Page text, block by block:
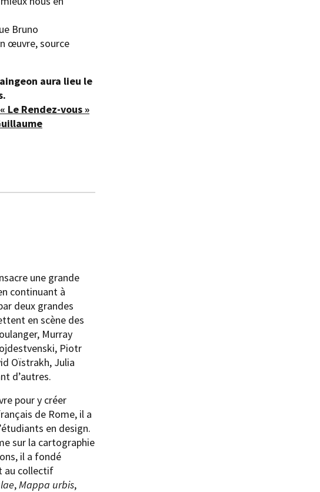
Bruno
œuvre, source
aura lieu le
Le Rendez-vous »
une grande
continuant à
deux grandes
en scène des
Murray
Piotr
Oïstrakh, Julia
d’autres.
pour y créer
de Rome, il a
en design.
sur la cartographie
il a fondé
au collectif
,Mappa urbis,